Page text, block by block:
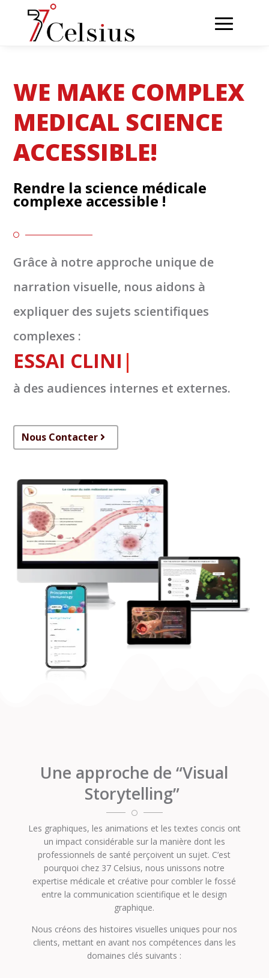
WE MAKE COMPLEX
MEDICAL SCIENCE
ACCESSIBLE!
Rendre la science médicale
complexe accessible !

Grâce à notre approche unique de
narration visuelle, nous aidons à
expliquer des sujets scientifiques
complexes :
ESSAI CLINIQUE
à des audiences internes et externes.
Nous Contacter
Une approche de “Visual
Storytelling”

Les graphiques, les animations et les textes concis ont
un impact considérable sur la manière dont les
professionnels de santé perçoivent un sujet. C’est
pourquoi chez 37 Celsius, nous unissons notre
expertise médicale et créative pour combler le fossé
entre la communication scientifique et le design
graphique.
Nous créons des histoires visuelles uniques pour nos
clients, mettant en avant nos compétences dans les
domaines clés suivants :